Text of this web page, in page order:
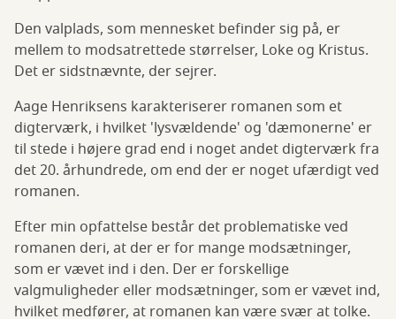
Den valplads, som mennesket befinder sig på, er
mellem to modsatrettede størrelser, Loke og Kristus.
Det er sidstnævnte, der sejrer.
Aage Henriksens karakteriserer romanen som et
digterværk, i hvilket 'lysvældende' og 'dæmonerne' er
til stede i højere grad end i noget andet digterværk fra
det 20. århundrede, om end der er noget ufærdigt ved
romanen.
Efter min opfattelse består det problematiske ved
romanen deri, at der er for mange modsætninger,
som er vævet ind i den. Der er forskellige
valgmuligheder eller modsætninger, som er vævet ind,
hvilket medfører, at romanen kan være svær at tolke.